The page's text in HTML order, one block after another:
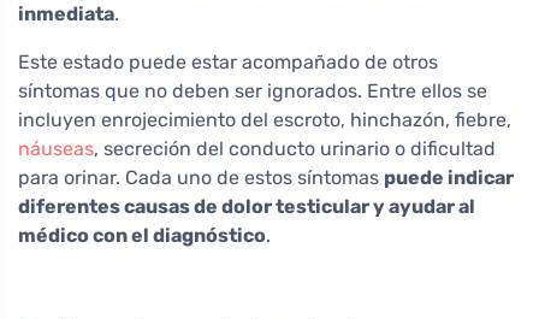
inmediata.
Este estado puede estar acompañado de otros
síntomas que no deben ser ignorados. Entre ellos se
incluyen enrojecimiento del escroto, hinchazón, fiebre,
náuseas, secreción del conducto urinario o dificultad
para orinar. Cada uno de estos síntomas puede indicar
diferentes causas de dolor testicular y ayudar al
médico con el diagnóstico.